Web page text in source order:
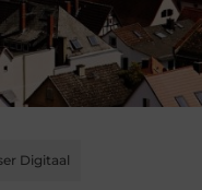
Digitaal